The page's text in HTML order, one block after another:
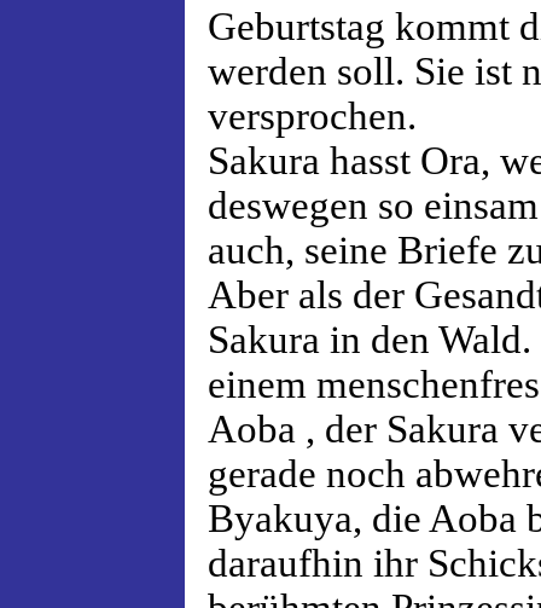
Geburtstag kommt
werden soll. Sie ist
versprochen.
Sakura hasst Ora,
deswegen so
auch, seine Briefe
Aber als der
Sakura in den
einem
Aoba , der Sakura
gerade noch
Byakuya, die Aoba
daraufhin ihr